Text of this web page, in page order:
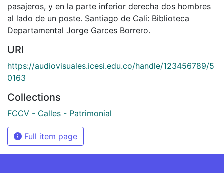
pasajeros, y en la parte inferior derecha dos hombres
al lado de un poste. Santiago de Cali: Biblioteca
Departamental Jorge Garces Borrero.
URI
https://audiovisuales.icesi.edu.co/handle/123456789/5
0163
Collections
FCCV - Calles - Patrimonial
Full item page